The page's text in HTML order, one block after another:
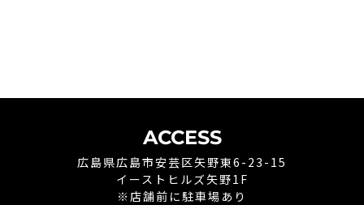
ACCESS
広島県広島市安芸区矢野東6-23-15
イーストヒルズ矢野1F
※店舗前に駐車場あり